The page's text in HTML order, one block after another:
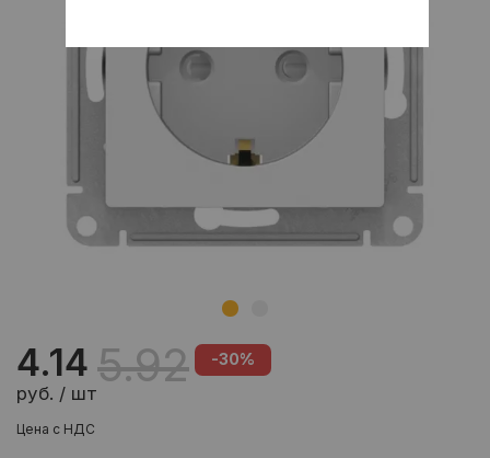
4.14
руб. / шт
5.92 -30%
Цена с НДС